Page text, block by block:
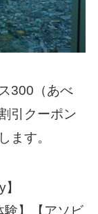
300（あべ
引クーポン
ます。
験】【アソビ